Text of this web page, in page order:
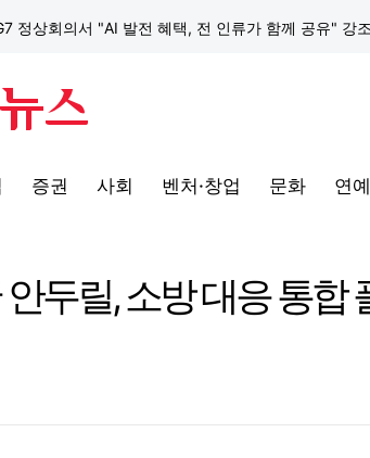
정상회의서 "AI 발전 혜택, 전 인류가 함께 공유" 강조
백화점 잠실점에서 팝업스토어 오픈
억 ‘500kV HVDC 동해안-동서울’ 수주… 시장 확대
정상회의서 "AI 발전 혜택, 전 인류가 함께 공유" 강
증권 사회 벤처·창업 문화 연예
두릴, 소방 대응 통합